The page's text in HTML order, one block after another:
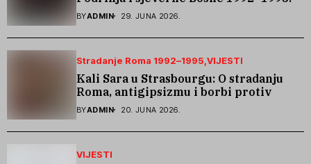
godine
BYADMIN 29. JUNA 2026.
Stradanje Roma 1992–1995 VIJESTI
Kali Sara u Strasbourgu: O stradanju
Roma, antigipsizmu i borbi protiv
govora mržnje
BYADMIN 20. JUNA 2026.
VIJESTI